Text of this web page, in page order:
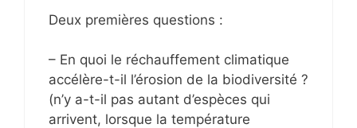
Deux premières questions :
– En quoi le réchauffement climatique
accélère-t-il l’érosion de la biodiversité ?
(n’y a-t-il pas autant d’espèces qui
arrivent, lorsque la température